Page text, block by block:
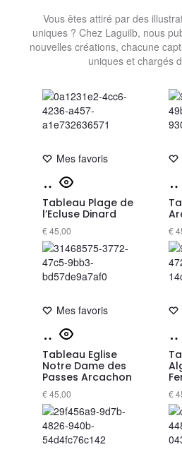
Vous êtes attiré par des
uniques ? Chez Laguilb, nous
nouvelles créations, chacune
uniques et chargés
Mes favoris
Tableau Plage de
l’Ecluse Dinard
€45,00 €
Mes favoris
Tableau Eglise
Notre Dame des
Passes Arcachon
€45,00 €